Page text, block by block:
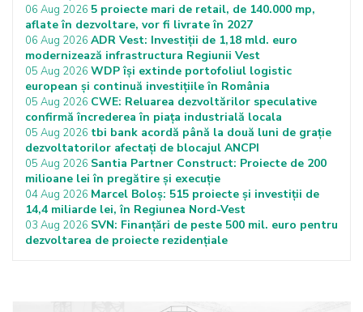
06 Aug 2026 5 proiecte mari de retail, de 140.000 mp,
aflate în dezvoltare, vor fi livrate în 2027
06 Aug 2026 ADR Vest: Investiții de 1,18 mld. euro
modernizează infrastructura Regiunii Vest
05 Aug 2026 WDP își extinde portofoliul logistic
european și continuă investițiile în România
05 Aug 2026 CWE: Reluarea dezvoltărilor speculative
confirmă încrederea în piața industrială locala
05 Aug 2026 tbi bank acordă până la două luni de grație
dezvoltatorilor afectați de blocajul ANCPI
05 Aug 2026 Santia Partner Construct: Proiecte de 200
milioane lei în pregătire și execuție
04 Aug 2026 Marcel Boloș: 515 proiecte și investiții de
14,4 miliarde lei, în Regiunea Nord-Vest
03 Aug 2026 SVN: Finanțări de peste 500 mil. euro pentru
dezvoltarea de proiecte rezidențiale